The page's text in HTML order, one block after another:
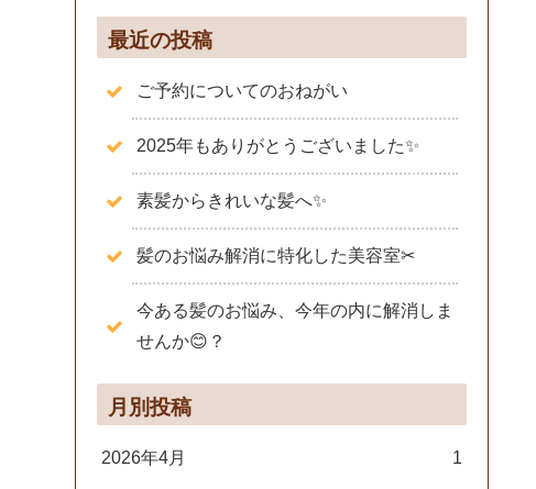
最近の投稿
ご予約についてのおねがい
2025年もありがとうございました✨️
素髪からきれいな髪へ✨
髪のお悩み解消に特化した美容室✂
今ある髪のお悩み、今年の内に解消しま
せんか😊？
月別投稿
2026年4月 1